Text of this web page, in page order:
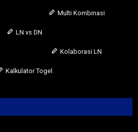
Multi Kombinasi
LN vs DN
Kolaborasi LN
Kalkulator Togel